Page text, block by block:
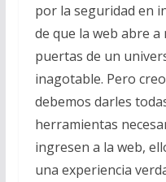
por la seguridad en
de que la web abre
puertas de un
inagotable. Pero
debemos darles
herramientas
ingresen a la web,
una experiencia